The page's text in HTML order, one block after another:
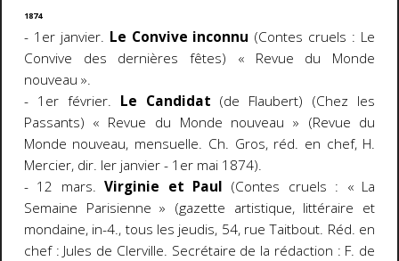
1874
- 1er janvier. Le Convive inconnu (Contes cruels : Le
Convive des dernières fêtes) « Revue du Monde
nouveau ».
- 1er février. Le Candidat (de Flaubert) (Chez les
Passants) « Revue du Monde nouveau » (Revue du
Monde nouveau, mensuelle. Ch. Gros, réd. en chef, H.
Mercier, dir. Ier janvier - 1er mai 1874).
- 12 mars.Virginie et Paul (Contes cruels : « La
Semaine Parisienne » (gazette artistique, littéraire et
mondaine, in-4., tous les jeudis, 54, rue Taitbout. Réd. en
chef : Jules de Clerville. Secrétaire de la rédaction : F. de